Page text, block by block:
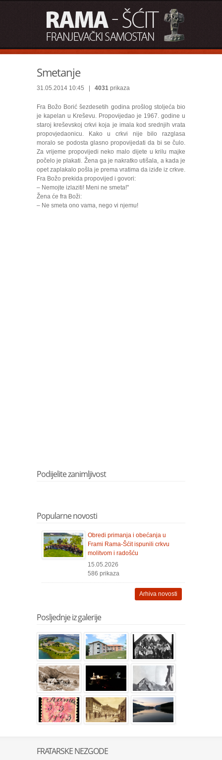
Smetanje
31.05.2014 10:45 | 4031 prikaza
Fra Božo Borić šezdesetih godina prošlog stoljeća bio
je kapelan u Kreševu. Propovijedao je 1967. godine u
staroj kreševskoj crkvi koja je imala kod srednjih vrata
propovjedaonicu. Kako u crkvi nije bilo razglasa
moralo se podosta glasno propovijedati da bi se čulo.
Za vrijeme propovijedi neko malo dijete u krilu majke
počelo je plakati. Žena ga je nakratko utišala, a kada je
opet zaplakalo pošla je prema vratima da iziđe iz crkve.
Fra Božo prekida propovijed i govori:
– Nemojte izlaziti! Meni ne smeta!"
Žena će fra Boži:
– Ne smeta ono vama, nego vi njemu!
Podijelite zanimljivost
Popularne novosti
Obredi primanja i obećanja u
Frami Rama-Šćit ispunili crkvu
molitvom i radošću
15.05.2026
586 prikaza
Arhiva novosti
Posljednje iz galerije
FRATARSKE NEZGODE